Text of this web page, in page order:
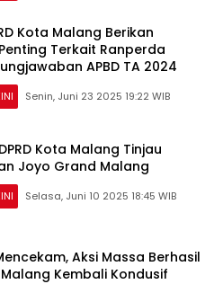
Kota Malang Berikan
Terkait Ranperda
APBD TA 2024
Senin, Juni 23 2025 19:22 WIB
Kota Malang Tinjau
Joyo Grand Malang
Selasa, Juni 10 2025 18:45 WIB
Aksi Massa Berhasil
Kembali Kondusif